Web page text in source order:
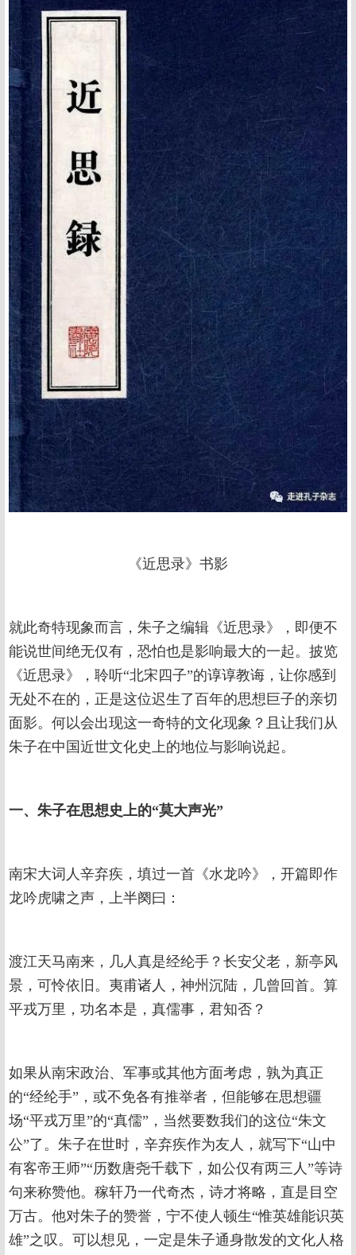
《近思录》书影
就此奇特现象而言，朱子之编辑《近思录》，即便不
能说世间绝无仅有，恐怕也是影响最大的一起。披览
《近思录》，聆听“北宋四子”的谆谆教诲，让你感到
无处不在的，正是这位迟生了百年的思想巨子的亲切
面影。何以会出现这一奇特的文化现象？且让我们从
朱子在中国近世文化史上的地位与影响说起。
一、朱子在思想史上的“莫大声光”
南宋大词人辛弃疾，填过一首《水龙吟》，开篇即作
龙吟虎啸之声，上半阕曰：
渡江天马南来，几人真是经纶手？长安父老，新亭风
景，可怜依旧。夷甫诸人，神州沉陆，几曾回首。算
平戎万里，功名本是，真儒事，君知否？
如果从南宋政治、军事或其他方面考虑，孰为真正
的“经纶手”，或不免各有推举者，但能够在思想疆
场“平戎万里”的“真儒”，当然要数我们的这位“朱文
公”了。朱子在世时，辛弃疾作为友人，就写下“山中
有客帝王师”“历数唐尧千载下，如公仅有两三人”等诗
句来称赞他。稼轩乃一代奇杰，诗才将略，直是目空
万古。他对朱子的赞誉，宁不使人顿生“惟英雄能识英
雄”之叹。可以想见，一定是朱子通身散发的文化人格